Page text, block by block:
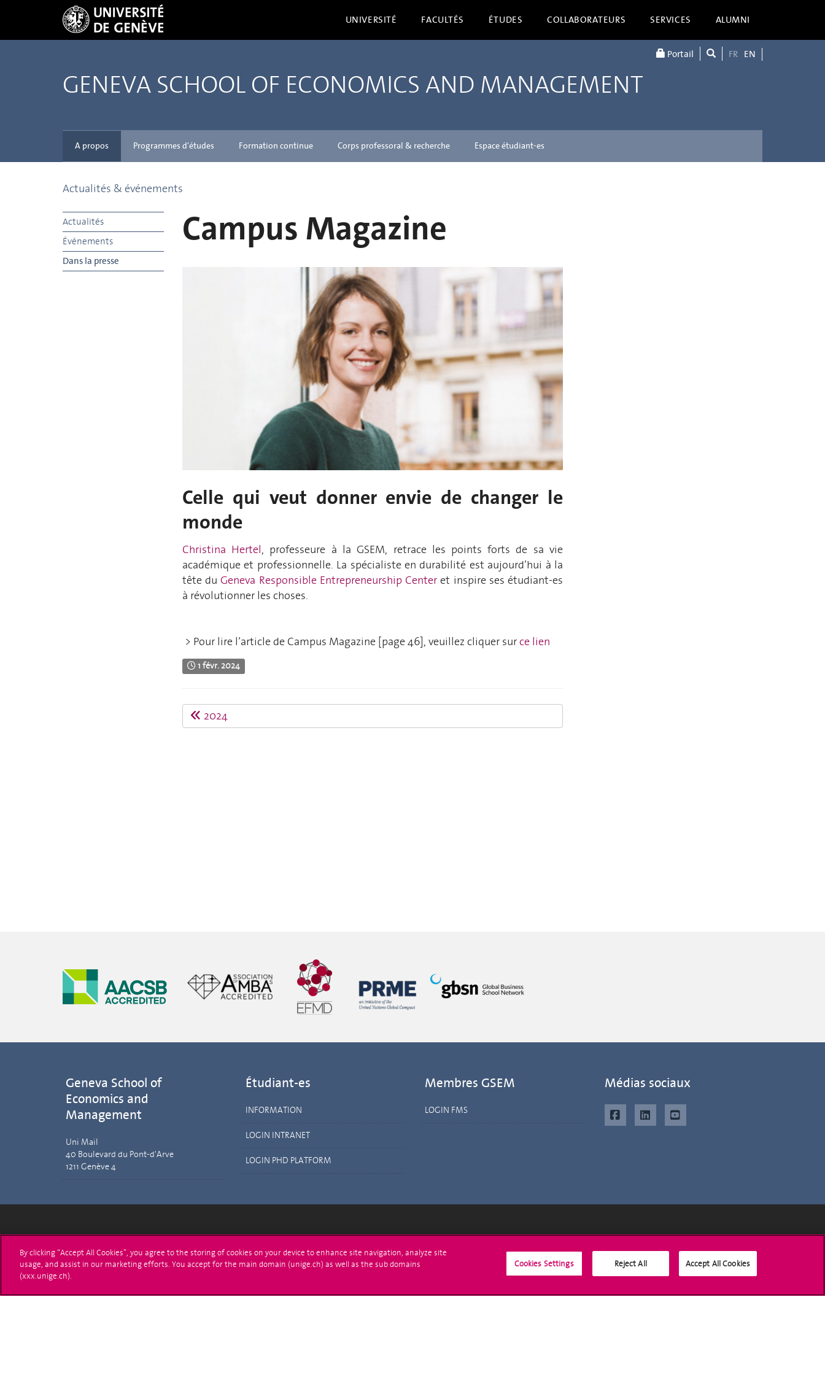
UNIVERSITÉ FACULTÉS ÉTUDES COLLABORATEURS SERVICES ALUMNI
Portail FR EN
GENEVA SCHOOL OF ECONOMICS AND MANAGEMENT
A propos Programmes d'études Formation continue Corps professoral & recherche Espace étudiant-es
Actualités & événements
Actualités
Événements
Dans la presse
Campus Magazine
Celle qui veut donner envie de changer le
monde
Christina Hertel, professeure à la GSEM, retrace les points forts de sa vie
académique et professionnelle. La spécialiste en durabilité est aujourd’hui à la
tête duGeneva Responsible Entrepreneurship Center et inspire sesétudiant-es
à révolutionner les choses.
> Pour lire l’article de Campus Magazine [page 46], veuillez cliquer surce lien
1 févr. 2024
2024
Geneva School of
Economics and
Management
Uni Mail
40 Boulevard du Pont-d'Arve
1211 Genève 4
Étudiant-es
INFORMATION
LOGIN INTRANET
LOGIN PHD PLATFORM
Membres GSEM
LOGIN FMS
Médias sociaux
24 rue du Général-Dufour
1211 Genève 4
T. +41 (0)22 379 71 11
Immatriculations
Démarches administratives Médias
By clicking “Accept All Cookies”, you agree to the storing of cookies on your device to enhance site navigation, analyze site
usage, and assist in our marketing efforts. You accept for the main domain (unige.ch) as well as the sub domains
(xxx.unige.ch).
Cookies Settings Reject All Accept All Cookies